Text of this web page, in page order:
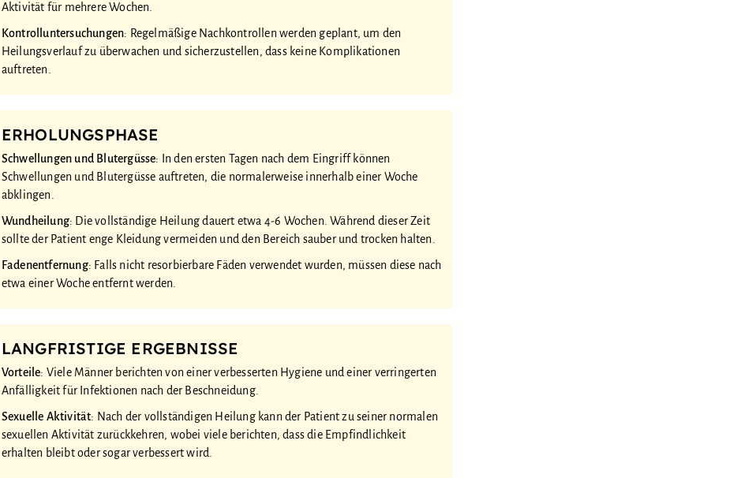
Aktivität für mehrere Wochen.
Kontrolluntersuchungen: Regelmäßige Nachkontrollen werden geplant, um den
Heilungsverlauf zu überwachen und sicherzustellen, dass keine Komplikationen
auftreten.
ERHOLUNGSPHASE
Schwellungen und Blutergüsse: In den ersten Tagen nach dem Eingriff können
Schwellungen und Blutergüsse auftreten, die normalerweise innerhalb einer Woche
abklingen.
Wundheilung: Die vollständige Heilung dauert etwa 4-6 Wochen. Während dieser Zeit
sollte der Patient enge Kleidung vermeiden und den Bereich sauber und trocken halten.
Fadenentfernung: Falls nicht resorbierbare Fäden verwendet wurden, müssen diese nach
etwa einer Woche entfernt werden.
LANGFRISTIGE ERGEBNISSE
Vorteile: Viele Männer berichten von einer verbesserten Hygiene und einer verringerten
Anfälligkeit für Infektionen nach der Beschneidung.
Sexuelle Aktivität: Nach der vollständigen Heilung kann der Patient zu seiner normalen
sexuellen Aktivität zurückkehren, wobei viele berichten, dass die Empfindlichkeit
erhalten bleibt oder sogar verbessert wird.